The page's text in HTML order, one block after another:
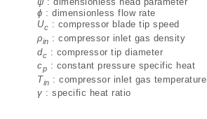
ϕ : dimensionless flow rate
Uc : compressor blade tip speed
ρin : compressor inlet gas density
dc : compressor tip diameter
cp : constant pressure specific heat
Tin : compressor inlet gas temperature
γ : specific heat ratio